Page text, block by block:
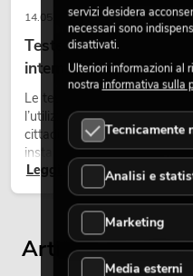
14.05.2026
Teste mobili outdoor:
intemperie per eventi
Le teste mobili outdoor sono
l’utilizzo all’aperto.
cittadine, concerti open-air,
installazioni temporanee
Leggi ora
Articoli
servizi desidera
necessari sono
disattivati.
Ulteriori informazioni al
nostra informativa sulla
Tecnicamente
Analisi e
Marketing
Media esterni